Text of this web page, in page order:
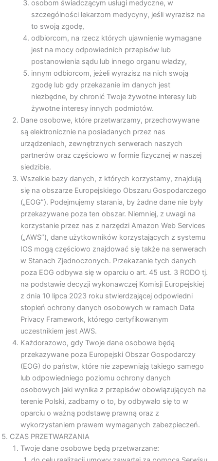
osobom świadczącym usługi medyczne, w
szczególności lekarzom medycyny, jeśli wyrazisz na
to swoją zgodę,
odbiorcom, na rzecz których ujawnienie wymagane
jest na mocy odpowiednich przepisów lub
postanowienia sądu lub innego organu władzy,
innym odbiorcom, jeżeli wyrazisz na nich swoją
zgodę lub gdy przekazanie im danych jest
niezbędne, by chronić Twoje żywotne interesy lub
żywotne interesy innych podmiotów.
Dane osobowe, które przetwarzamy, przechowywane
są elektronicznie na posiadanych przez nas
urządzeniach, zewnętrznych serwerach naszych
partnerów oraz częściowo w formie fizycznej w naszej
siedzibie.
Wszelkie bazy danych, z których korzystamy, znajdują
się na obszarze Europejskiego Obszaru Gospodarczego
(„EOG”). Podejmujemy starania, by żadne dane nie były
przekazywane poza ten obszar. Niemniej, z uwagi na
korzystanie przez nas z narzędzi Amazon Web Services
(„AWS”), dane użytkowników korzystających z systemu
IOS mogą częściowo znajdować się także na serwerach
w Stanach Zjednoczonych. Przekazanie tych danych
poza EOG odbywa się w oparciu o art. 45 ust. 3 RODO tj.
na podstawie decyzji wykonawczej Komisji Europejskiej
z dnia 10 lipca 2023 roku stwierdzającej odpowiedni
stopień ochrony danych osobowych w ramach Data
Privacy Framework, którego certyfikowanym
uczestnikiem jest AWS.
Każdorazowo, gdy Twoje dane osobowe będą
przekazywane poza Europejski Obszar Gospodarczy
(EOG) do państw, które nie zapewniają takiego samego
lub odpowiedniego poziomu ochrony danych
osobowych jaki wynika z przepisów obowiązujących na
terenie Polski, zadbamy o to, by odbywało się to w
oparciu o ważną podstawę prawną oraz z
wykorzystaniem prawem wymaganych zabezpieczeń.
CZAS PRZETWARZANIA
Twoje dane osobowe będą przetwarzane: